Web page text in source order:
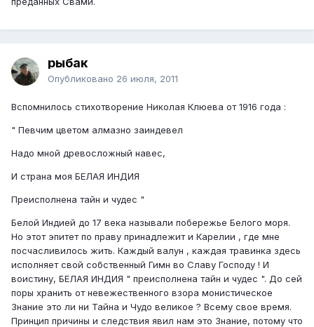
рыбак
Опубликовано 26 июля, 2011
Вспомнилось стихотворение Николая Клюева от 1916 года :
" Певчим цветом алмазно заиндевел
Надо мной древосложный навес,
И страна моя БЕЛАЯ ИНДИЯ
Преисполнена тайн и чудес "
Белой Индией до 17 века называли побережье Белого моря.
Но этот эпитет по праву принадлежит и Карелии , где мне
посчасливилось жить. Каждый валун , каждая травинка здесь
исполняет свой собственный Гимн во Славу Господу ! И
воистину, БЕЛАЯ ИНДИЯ " преисполнена тайн и чудес ". До сей
поры хранить от невежественного взора монистическое
Знание это ли ни Тайна и Чудо великое ? Всему свое время.
Принцип причины и следствия явил нам это Знание, потому что